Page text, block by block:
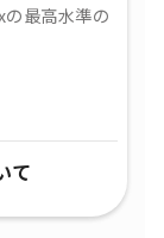
最高水準の
て